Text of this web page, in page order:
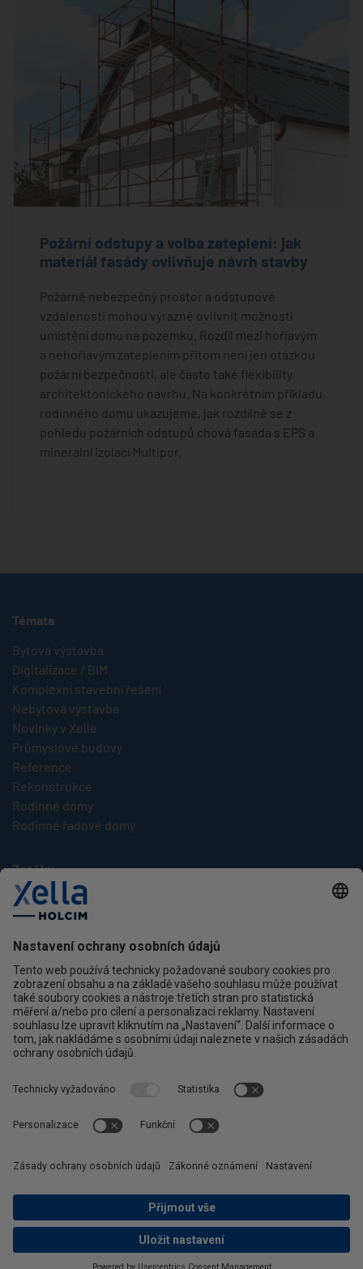
Požární odstupy a volba zateplení: jak
materiál fasády ovlivňuje návrh stavby
Požárně nebezpečný prostor a odstupové
vzdálenosti mohou výrazně ovlivnit možnosti
umístění domu na pozemku. Rozdíl mezi hořlavým
a nehořlavým zateplením přitom není jen otázkou
požární bezpečnosti, ale často také flexibility
architektonického návrhu. Na konkrétním příkladu
rodinného domu ukazujeme, jak rozdílně se z
pohledu požárních odstupů chová fasáda s EPS a
minerální izolací Multipor.
Témata
Bytová výstavba
Digitalizace / BIM
Komplexní stavební řešení
Nebytová výstavba
Novinky v Xelle
Průmyslové budovy
Reference
Rekonstrukce
Rodinné domy
Rodinné řadové domy
Značky
Multipor
Silka
Kontakt
Ochrana osobních údajů
Copyright © Xella Group